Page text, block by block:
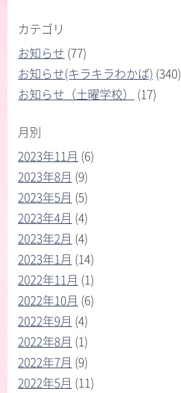
カテゴリ
お知らせ (77)
お知らせ(キラキラわかば) (340)
お知らせ（土曜学校）
(17)
月別
2023年11月 (6)
2023年8月 (9)
2023年5月 (5)
2023年4月 (4)
2023年2月 (4)
2023年1月 (14)
2022年11月 (1)
2022年10月 (6)
2022年9月 (4)
2022年8月 (1)
2022年7月 (9)
2022年5月 (11)